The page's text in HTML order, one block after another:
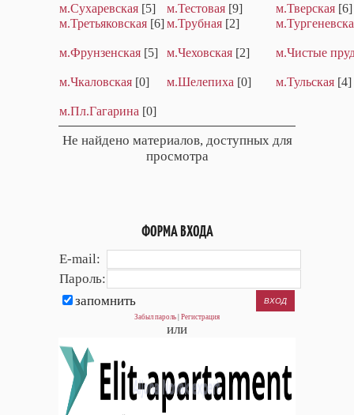
м.Сухаревская [5] м.Тестовая [9] м.Тверская [6]
м.Третьяковская [6]м.Трубная [2]
м.Фрунзенская [5] м.Чеховская [2] м.Чистые
м.Чкаловская [0] м.Шелепиха [0] м.Тульская [4]
м.Пл.Гагарина [0]
Не найдено материалов, доступных для
просмотра
ФОРМА ВХОДА
E-mail:
Пароль:
запомнить
Забыл пароль Регистрация
или